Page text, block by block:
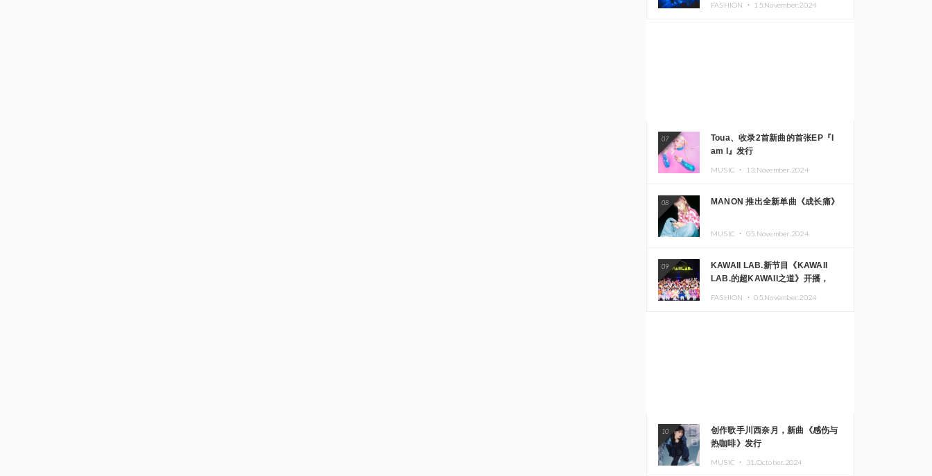
FASHION ・ 15.November.2024
07
Toua、收录2首新曲的首张EP『I
am I』发行
MUSIC ・ 13.November.2024
08 MANON 推出全新单曲《成长痛》
MUSIC ・ 05.November.2024
09
KAWAII LAB.新节目《KAWAII
LAB.的超KAWAII之道》开播，
FASHION ・05.November.2024
10
创作歌手川西奈月，新曲《感伤与
热咖啡》发行
MUSIC ・ 31.October.2024